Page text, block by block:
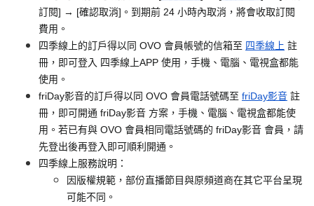
訂閱] → [確認取消]。到期前 24 小時內取消，將會收取訂閱
費用。
四季線上的訂戶得以同 OVO 會員帳號的信箱至 四季線上 註
冊，即可登入 四季線上APP 使用，手機、電腦、電視盒都能
使用。
friDay影音的訂戶得以同 OVO 會員電話號碼至 friDay影音 註
冊，即可開通 friDay影音 方案，手機、電腦、電視盒都能使
用。若已有與 OVO 會員相同電話號碼的 friDay影音 會員，請
先登出後再登入即可順利開通。
四季線上服務說明：
因版權規範，部份直播節目與原頻道商在其它平台呈現
可能不同。